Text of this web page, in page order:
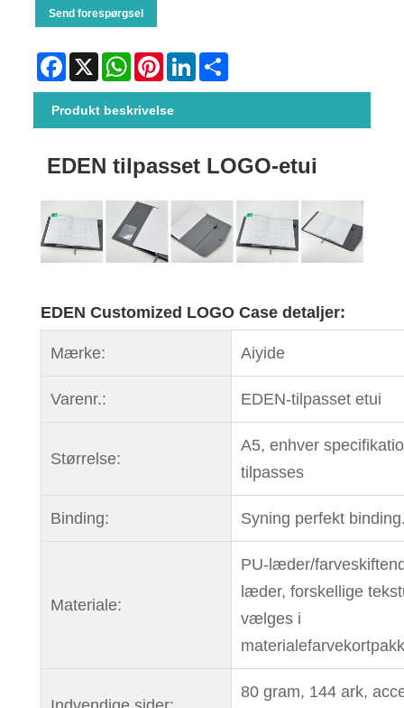
Send forespørgsel
Facebook
X WhatsAppPinterestLinkedIn
Produkt beskrivelse
EDEN tilpasset LOGO-etui
EDEN Customized LOGO Case detaljer:
Mærke: Aiyide
Varenr.: EDEN-tilpasset etui
Størrelse:
A5, enhver
tilpasses
Binding: Syning perfekt
Materiale:
PU-læder/
læder, forskellige
vælges i
80 gram, 144 ark,